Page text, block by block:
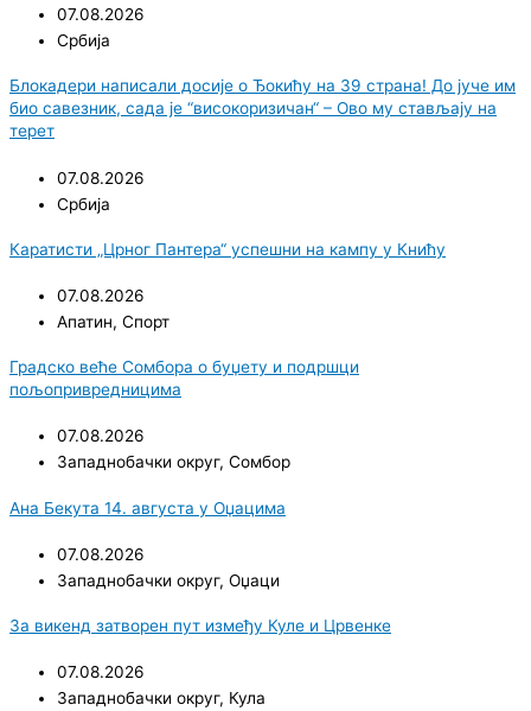
07.08.2026
Србија
Блокадери написали досије о Ђокићу на 39 страна! До јуче им
био савезник, сада је “високоризичан“ – Ово му стављају на
терет
07.08.2026
Србија
Каратисти „Црног Пантера“ успешни на кампу у Книћу
07.08.2026
Апатин, Спорт
Градско веће Сомбора о буџету и подршци
пољопривредницима
07.08.2026
Западнобачки округ, Сомбор
Ана Бекута 14. августа у Оџацима
07.08.2026
Западнобачки округ, Оџаци
За викенд затворен пут између Куле и Црвенке
07.08.2026
Западнобачки округ, Кула